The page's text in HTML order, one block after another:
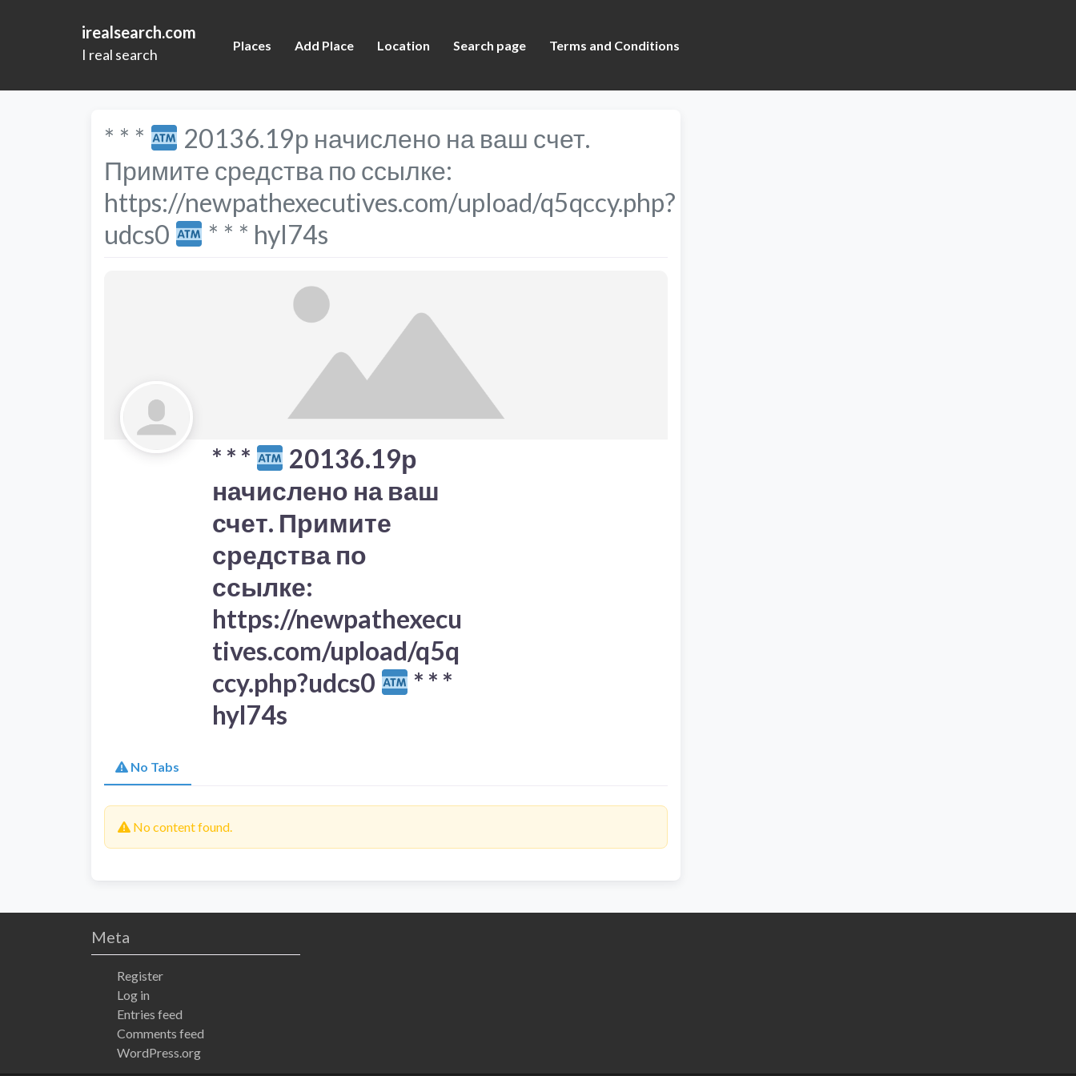
irealsearch.com
I real search
Places Add Place Location Search page Terms and Conditions
* * *
20136.19р начислено на ваш счет.
Примите средства по ссылке:
https://newpathexecutives.com/upload/q5qccy.php?
udcs0
* * * hyl74s
* * *
20136.19р
начислено на ваш
счет. Примите
средства по
ссылке:
https://newpathexecu
tives.com/upload/q5q
ccy.php?udcs0
* * *
hyl74s
No Tabs
No content found.
Meta
Register
Log in
Entries feed
Comments feed
WordPress.org